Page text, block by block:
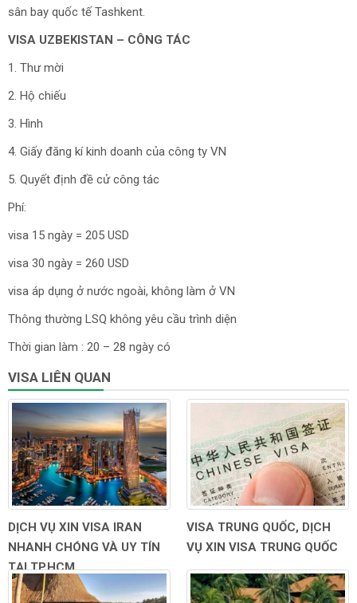
sân bay quốc tế Tashkent.
VISA UZBEKISTAN – CÔNG TÁC
1. Thư mời
2. Hộ chiếu
3. Hình
4. Giấy đăng kí kinh doanh của công ty VN
5. Quyết định đề cử công tác
Phí:
visa 15 ngày = 205 USD
visa 30 ngày = 260 USD
visa áp dụng ở nước ngoài, không làm ở VN
Thông thường LSQ không yêu cầu trình diện
Thời gian làm : 20 – 28 ngày có
VISA LIÊN QUAN
DỊCH VỤ XIN VISA IRAN
NHANH CHÓNG VÀ UY TÍN
TẠI TP.HCM
VISA TRUNG QUỐC, DỊCH
VỤ XIN VISA TRUNG QUỐC